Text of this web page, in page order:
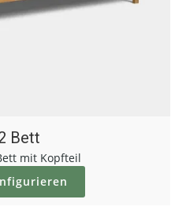
Bett
mit Kopfteil